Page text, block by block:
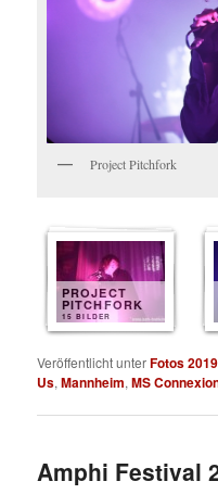
Project Pitchfork
PROJECT
PITCHFORK
15 BILDER
Veröffentlicht unterFotos 2019
Us,Mannheim,MS
Amphi Festival